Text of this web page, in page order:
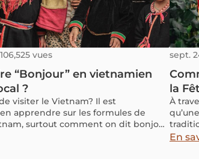
du
106,525 vues
“Bonjour” en vietnamien
?
visiter le Vietnam? Il est
apprendre sur les formules de
surtout comment on dit bonjour
sept.
la
À
pays
En